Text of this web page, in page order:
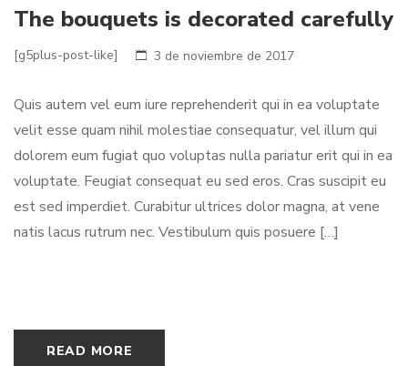
The bouquets is decorated carefully
[g5plus-post-like] 3 de noviembre de 2017
Quis autem vel eum iure reprehenderit qui in ea voluptate
velit esse quam nihil molestiae consequatur, vel illum qui
dolorem eum fugiat quo voluptas nulla pariatur erit qui in ea
voluptate. Feugiat consequat eu sed eros. Cras suscipit eu
est sed imperdiet. Curabitur ultrices dolor magna, at vene
natis lacus rutrum nec. Vestibulum quis posuere […]
READ MORE